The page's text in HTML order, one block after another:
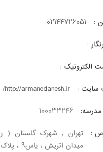
:
02144726051
:
الکترونیک :
سایت :
http://armanedanesh.ir/
100033246
:
تهران , شهرک گلستان (
میدان اتریش ، یاس9 ، پلاک 44